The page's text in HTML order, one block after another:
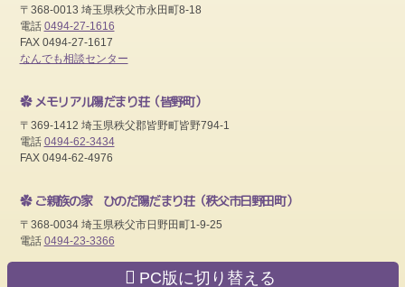
〒368-0013 埼玉県秩父市永田町8-18
電話 0494-27-1616
FAX 0494-27-1617
なんでも相談センター
メモリアル陽だまり荘（皆野町）
〒369-1412 埼玉県秩父郡皆野町皆野794-1
電話 0494-62-3434
FAX 0494-62-4976
ご親族の家 ひのだ陽だまり荘（秩父市日野田町）
〒368-0034 埼玉県秩父市日野田町1-9-25
電話 0494-23-3366
PC版に切り替える